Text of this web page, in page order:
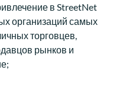
в StreetNet
организаций самых
торговцев,
рынков и